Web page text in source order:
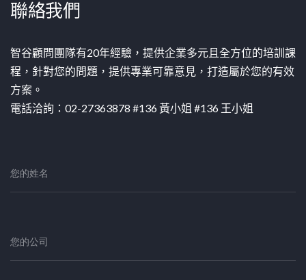
聯絡我們
智谷顧問團隊有20年經驗，提供企業多元且全方位的培訓課
程，針對您的問題，提供專業可靠意見，打造屬於您的有效
方案。
電話洽詢：02-27363878 #136 黃小姐 #136 王小姐